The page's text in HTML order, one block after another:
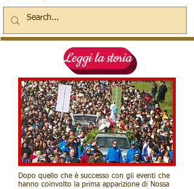
Leggi la storia
Dopo quello che è successo con gli eventi che
hanno coinvolto la prima apparizione di Nossa